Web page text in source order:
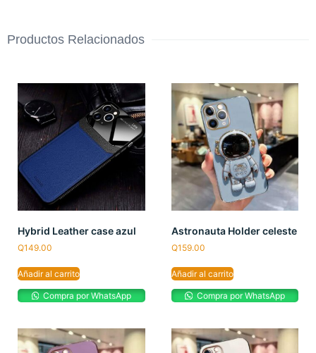
Productos Relacionados
Hybrid Leather case azul
Q149.00
Añadir al carrito
Compra por WhatsApp
Astronauta Holder celeste
Q159.00
Añadir al carrito
Compra por WhatsApp